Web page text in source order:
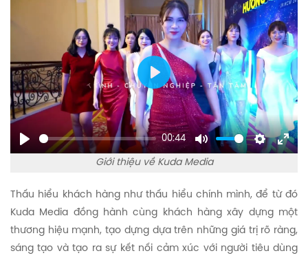
Play
00:44
Mute Settings
Enter
Play
Giới thiệu về Kuda Media
Thấu hiểu khách hàng như thấu hiểu chính mình, để từ đó
Kuda Media đồng hành cùng khách hàng xây dựng một
thương hiệu mạnh, tạo dựng dựa trên những giá trị rõ ràng,
sáng tạo và tạo ra sự kết nối cảm xúc với người tiêu dùng